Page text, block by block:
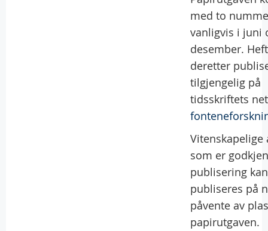
med to
vanligvis i juni
desember.
deretter
tilgjengelig på
tidsskriftets
Vitenskapelige
som er
publisering kan
publiseres på
påvente av
papirutgaven.